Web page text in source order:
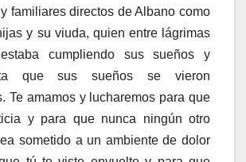
familiares directos de Albano como
y su viuda, quien entre lágrimas
cumpliendo sus sueños y
que sus sueños se vieron
Te amamos y lucharemos para que
y para que nunca ningún otro
sometido a un ambiente de dolor